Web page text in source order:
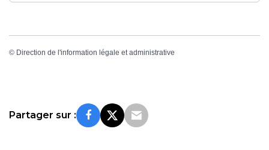
© Direction de l'information légale et administrative
Partager sur :